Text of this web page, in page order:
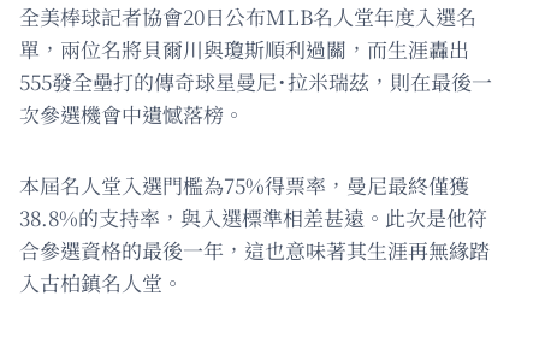
全美棒球記者協會20日公布MLB名人堂年度入選名
單，兩位名將貝爾川與瓊斯順利過關，而生涯轟出
555發全壘打的傳奇球星曼尼˙拉米瑞茲，則在最後一
次參選機會中遺憾落榜。
本屆名人堂入選門檻為75%得票率，曼尼最終僅獲
38.8%的支持率，與入選標準相差甚遠。此次是他符
合參選資格的最後一年，這也意味著其生涯再無緣踏
入古柏鎮名人堂。